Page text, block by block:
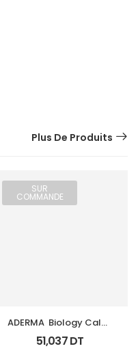
Plus De Produits
SUR
COMMANDE
ADERMA  Biology Calm
Soin Apaisant Tb 40 Ml
51,037DT